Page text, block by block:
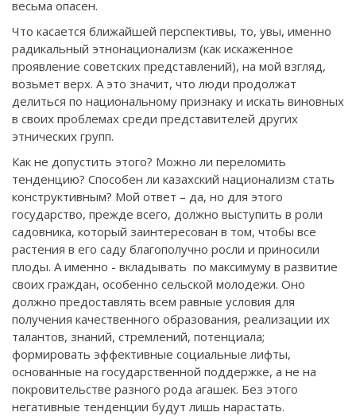
весьма опасен.
Что касается ближайшей перспективы, то, увы, именно
радикальный этнонационализм (как искаженное
проявление советских представлений), на мой взгляд,
возьмет верх. А это значит, что люди продолжат
делиться по национальному признаку и искать виновных
в своих проблемах среди представителей других
этнических групп.
Как не допустить этого? Можно ли переломить
тенденцию? Способен ли казахский национализм стать
конструктивным? Мой ответ – да, но для этого
государство, прежде всего, должно выступить в роли
садовника, который заинтересован в том, чтобы все
растения в его саду благополучно росли и приносили
плоды. А именно - вкладывать по максимуму в развитие
своих граждан, особенно сельской молодежи. Оно
должно предоставлять всем равные условия для
получения качественного образования, реализации их
талантов, знаний, стремлений, потенциала;
формировать эффективные социальные лифты,
основанные на государственной поддержке, а не на
покровительстве разного рода агашек. Без этого
негативные тенденции будут лишь нарастать.